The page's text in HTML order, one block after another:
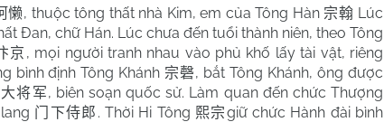
懒, thuộc tông thất nhà Kim, em của Tông Hàn 宗翰 Lúc
Đan, chữ Hán. Lúc chưa đến tuổi thành niên, theo Tông
京 , mọi người tranh nhau vào phủ khố lấy tài vật, riêng
bình định Tông Khánh 宗磬, bắt Tông Khánh, ông được
将军, biên soạn quốc sử. Làm quan đến chức Thượng
门下侍郎 . Thời Hi Tông 熙宗giữ chức Hành đài bình